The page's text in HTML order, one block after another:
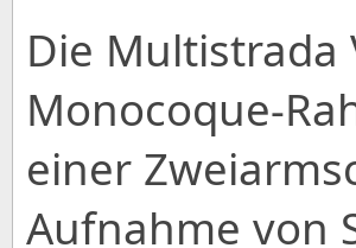
Die
Monocoque-
einer
Aufnahme von